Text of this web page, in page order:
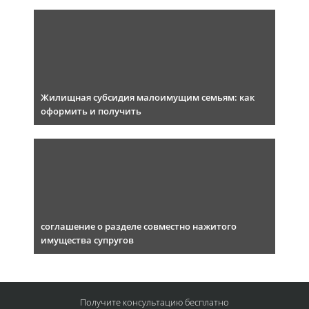
Жилищная субсидия малоимущим семьям: как
оформить и получить
соглашение о разделе совместно нажитого
имущества супругов
Получите консультациюбесплатно